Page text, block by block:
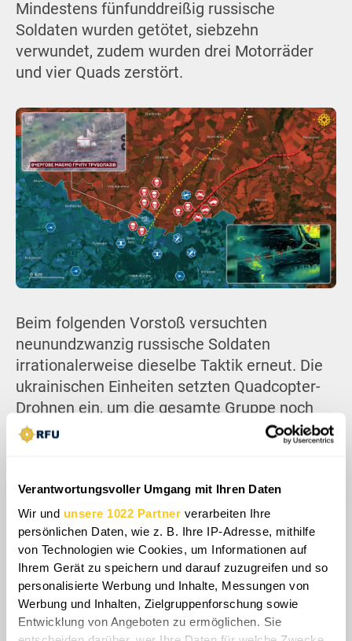
Verantwortungsvoller Umgang mit Ihren Daten
Wir und unsere 1022 Partner verarbeiten Ihre
persönlichen Daten, wie z. B. Ihre IP-Adresse, mithilfe
von Technologien wie Cookies, um Informationen auf
Ihrem Gerät zu speichern und darauf zuzugreifen und so
personalisierte Werbung und Inhalte, Messungen von
Werbung und Inhalten, Zielgruppenforschung sowie
Entwicklung von Angeboten zu ermöglichen. Sie
Mindestens fünfunddreißig russische
Soldaten wurden getötet, siebzehn
verwundet, zudem wurden drei Motorräder
und vier Quads zerstört.
Beim folgenden Vorstoß versuchten
neunundzwanzig russische Soldaten
irrationalerweise dieselbe Taktik erneut. Die
ukrainischen Einheiten setzten Quadcopter-
Drohnen ein, um die gesamte Gruppe noch
vor Erreichen der vordersten Linie zu
eliminieren. Insgesamt unternahmen die
Monats fünf Varianten dieser Pipeline-
Infiltrationstaktik, wobei jeder Angriff weniger
als eine Woche nach dem vorherigen erfolgte.
Zu diesem Zeitpunkt war das
Überraschungsmoment vollständig verloren,
da die ukrainischen Truppen keine
weiträumigen Patrouillen mehr durchführen